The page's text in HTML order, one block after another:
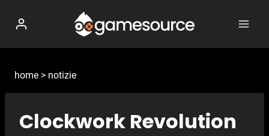
contenuto
home > notizie
Clockwork Revolution